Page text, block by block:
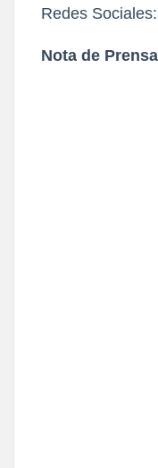
Redes Sociales:
Nota de Prensa